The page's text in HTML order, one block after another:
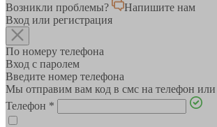
Возникли проблемы?
Напишите нам
Вход или регистрация
По номеру телефона
Вход с паролем
Введите номер телефона
Мы отправим вам код в смс на телефон
Телефон *